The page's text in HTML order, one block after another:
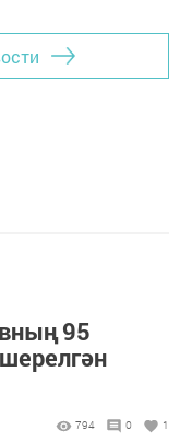
95
794 0 1